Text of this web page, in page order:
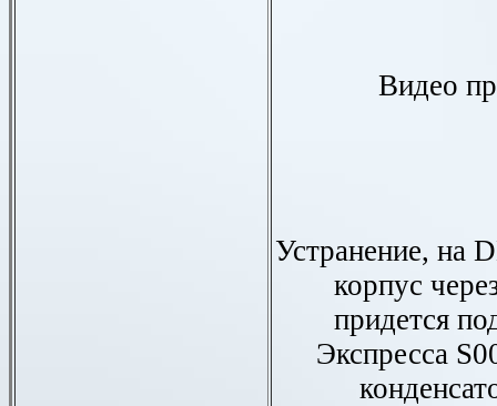
Видео
Устранение, на
корпус
придется
Экспресса S